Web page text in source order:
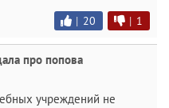
| 20 | 1
про попова
учреждений не